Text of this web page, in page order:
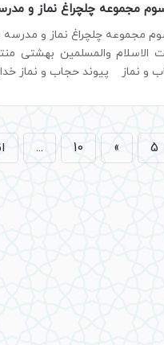
مجموعه چلچراغ نماز و
چلچراغ نماز و مدرسه
الاسلام والمسلمین
و نماز پیوند حجاب و نماز
5
»
10
...